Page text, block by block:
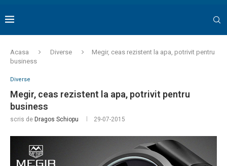
Acasa Diverse
Megir, ceas rezistent la apa, potrivit pentru
business
Diverse
Megir, ceas rezistent la apa, potrivit pentru
business
scris de Dragos Schiopu 29-07-2015